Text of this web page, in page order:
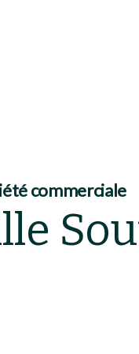
commerciale